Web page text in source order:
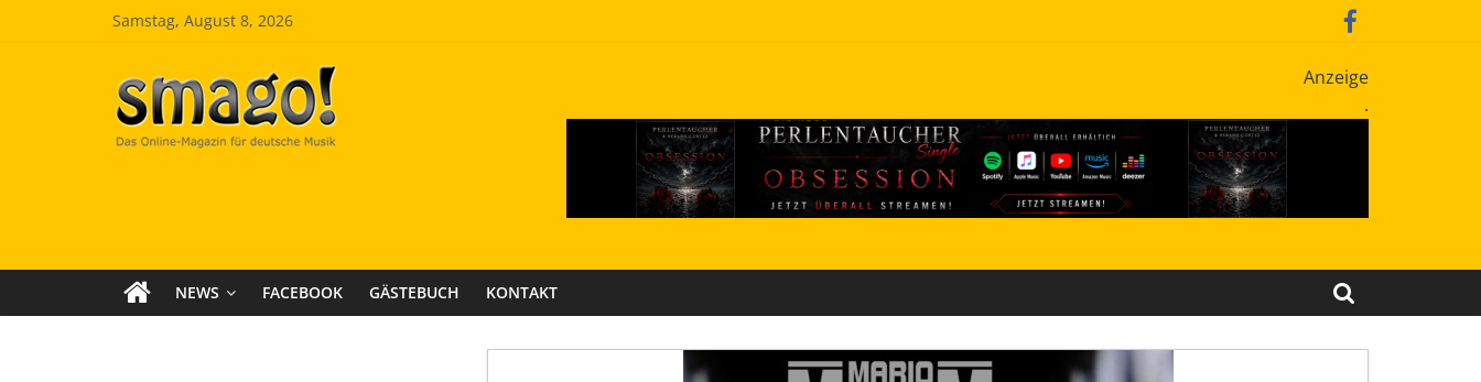
Samstag, August 8, 2026
Smago
SchlagerMAGazinOnline
Anzeige
.
NEWS FACEBOOK GÄSTEBUCH KONTAKT